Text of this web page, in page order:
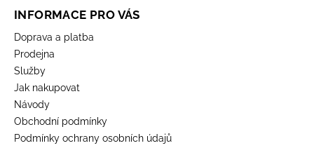
INFORMACE PRO VÁS
Doprava a platba
Prodejna
Služby
Jak nakupovat
Návody
Obchodní podmínky
Podmínky ochrany osobních údajů